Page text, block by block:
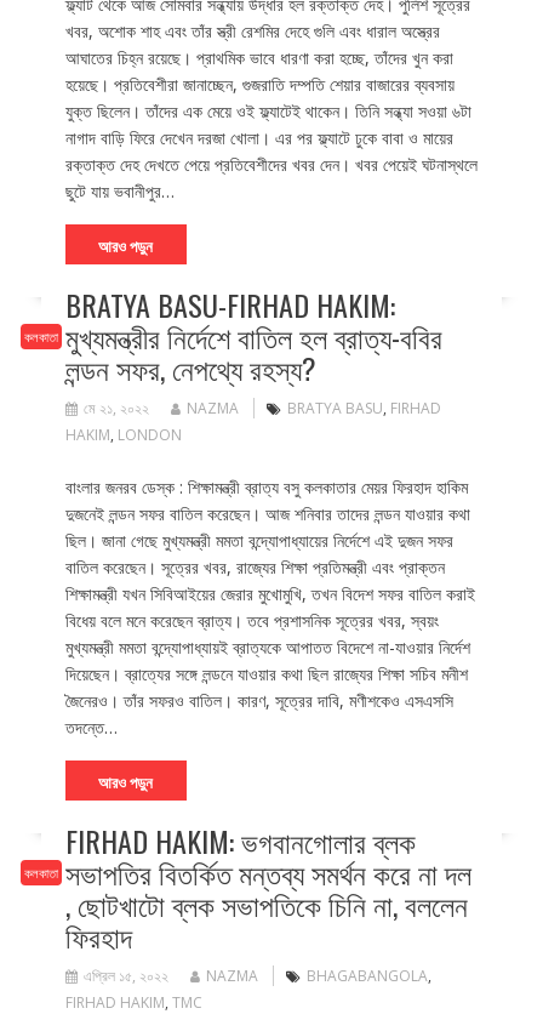
খবর, অশোক শাহ এবং তাঁর স্ত্রী রেশমির দেহে গুলি এবং ধারাল অস্ত্রের
আঘাতের চিহ্ন রয়েছে। প্রাথমিক ভাবে ধারণা করা হচ্ছে, তাঁদের খুন করা
হয়েছে। প্রতিবেশীরা জানাচ্ছেন, গুজরাতি দম্পতি শেয়ার বাজারের ব্যবসায়
যুক্ত ছিলেন। তাঁদের এক মেয়ে ওই ফ্ল্যাটেই থাকেন। তিনি সন্ধ্যা সওয়া ৬টা
নাগাদ বাড়ি ফিরে দেখেন দরজা খোলা। এর পর ফ্ল্যাটে ঢুকে বাবা ও মায়ের
রক্তাক্ত দেহ দেখতে পেয়ে প্রতিবেশীদের খবর দেন। খবর পেয়েই ঘটনাস্থলে
ছুটে যায় ভবানীপুর…
আরও পড়ুন
কলকাতা
BRATYA BASU-FIRHAD HAKIM:
মুখ্যমন্ত্রীর নির্দেশে বাতিল হল ব্রাত্য-ববির
লন্ডন সফর, নেপথ্যে রহস্য?
মে ২১, ২০২২ NAZMA BRATYA BASU, FIRHAD
HAKIM, LONDON
বাংলার জনরব ডেস্ক : শিক্ষামন্ত্রী ব্রাত্য বসু কলকাতার মেয়র ফিরহাদ হাকিম
দুজনেই লন্ডন সফর বাতিল করেছেন। আজ শনিবার তাদের লন্ডন যাওয়ার কথা
ছিল। জানা গেছে মুখ্যমন্ত্রী মমতা বন্দ্যোপাধ্যায়ের নির্দেশে এই দুজন সফর
বাতিল করেছেন। সূত্রের খবর, রাজ্যের শিক্ষা প্রতিমন্ত্রী এবং প্রাক্তন
শিক্ষামন্ত্রী যখন সিবিআইয়ের জেরার মুখোমুখি, তখন বিদেশ সফর বাতিল করাই
বিধেয় বলে মনে করেছেন ব্রাত্য। তবে প্রশাসনিক সূত্রের খবর, স্বয়ং
মুখ্যমন্ত্রী মমতা বন্দ্যোপাধ্যায়ই ব্রাত্যকে আপাতত বিদেশে না-যাওয়ার নির্দেশ
দিয়েছেন। ব্রাত্যের সঙ্গে লন্ডনে যাওয়ার কথা ছিল রাজ্যের শিক্ষা সচিব মনীশ
জৈনেরও। তাঁর সফরও বাতিল। কারণ, সূত্রের দাবি, মণীশকেও এসএসসি
তদন্তে…
আরও পড়ুন
কলকাতা
FIRHAD HAKIM: ভগবানগোলার ব্লক
সভাপতির বিতর্কিত মন্তব্য সমর্থন করে না দল
, ছোটখাটো ব্লক সভাপতিকে চিনি না, বললেন
ফিরহাদ
এপ্রিল ১৫, ২০২২ NAZMA BHAGABANGOLA,
FIRHAD HAKIM, TMC